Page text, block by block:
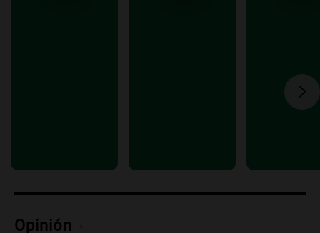
Una mañana para todos
Opinión